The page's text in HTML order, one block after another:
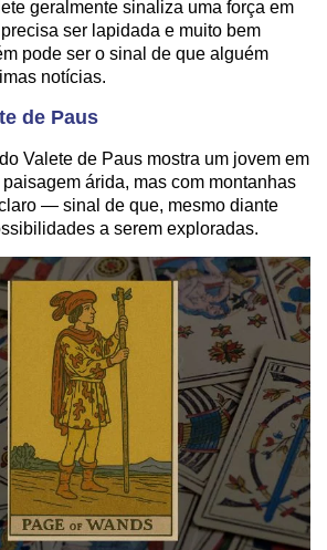
geralmente sinaliza uma força em
ser lapidada e muito bem
pode ser o sinal de que alguém
notícias.
de Paus
Valete de Paus mostra um jovem em
árida, mas com montanhas
— sinal de que, mesmo diante
a serem exploradas.